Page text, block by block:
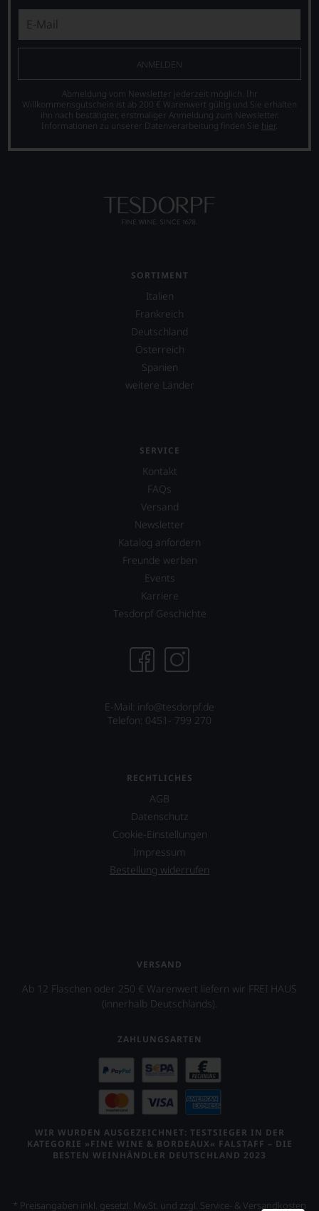
ANMELDEN
Abmeldung vom Newsletter jederzeit möglich. Ihr
Willkommensgutschein ist ab 200 € Warenwert gültig und Sie erhalten
ihn nach bestätigter, erstmaliger Anmeldung zum Newsletter.
Informationen zu unserer Datenverarbeitung finden Sie hier.
SORTIMENT
Italien
Frankreich
Deutschland
Österreich
Spanien
weitere Länder
SERVICE
Kontakt
FAQs
Versand
Newsletter
Katalog anfordern
Freunde werben
Events
Karriere
Tesdorpf Geschichte
E-Mail: info@tesdorpf.de
Telefon: 0451- 799 270
RECHTLICHES
AGB
Datenschutz
Cookie-Einstellungen
Impressum
Bestellung widerrufen
VERSAND
Ab 12 Flaschen oder 250 € Warenwert liefern wir FREI HAUS
(innerhalb Deutschlands).
ZAHLUNGSARTEN
WIR WURDEN AUSGEZEICHNET: TESTSIEGER IN DER
KATEGORIE »FINE WINE & BORDEAUX« FALSTAFF – DIE
BESTEN WEINHÄNDLER DEUTSCHLAND 2023
* Preisangaben inkl. gesetzl. MwSt. und zzgl. Service- & Versandkosten